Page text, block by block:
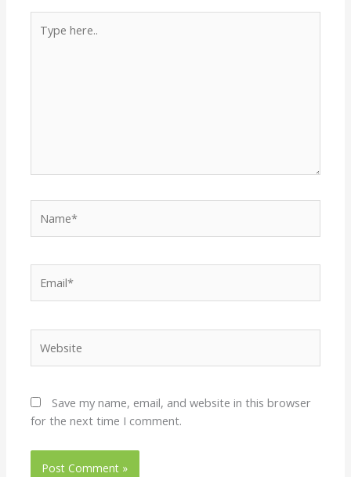
here..
Save my name, email, and website in this browser
for the next time I comment.